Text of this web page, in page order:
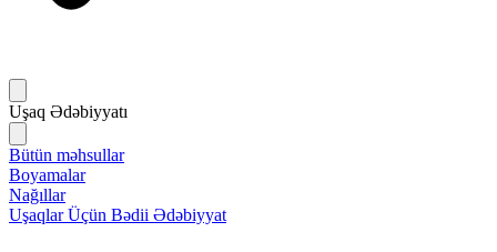
Uşaq Ədəbiyyatı
Bütün məhsullar
Boyamalar
Nağıllar
Uşaqlar Üçün Bədii Ədəbiyyat